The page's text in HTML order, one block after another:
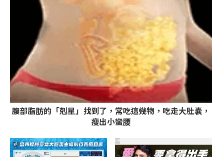
腹部脂肪的「剋星」找到了，常吃這幾物，吃走大肚囊，
瘦出小蠻腰
PR